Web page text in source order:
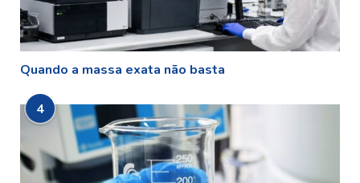
Quando a massa exata não basta
4